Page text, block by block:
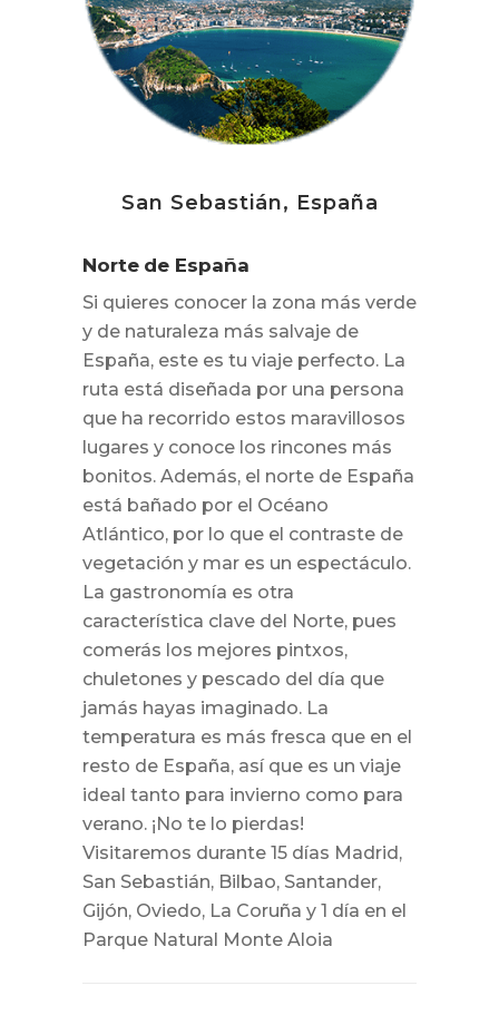
San Sebastián, España
Norte de España
Si quieres conocer la zona más verde
y de naturaleza más salvaje de
España, este es tu viaje perfecto. La
ruta está diseñada por una persona
que ha recorrido estos maravillosos
lugares y conoce los rincones más
bonitos. Además, el norte de España
está bañado por el Océano
Atlántico, por lo que el contraste de
vegetación y mar es un espectáculo.
La gastronomía es otra
característica clave del Norte, pues
comerás los mejores pintxos,
chuletones y pescado del día que
jamás hayas imaginado. La
temperatura es más fresca que en el
resto de España, así que es un viaje
ideal tanto para invierno como para
verano. ¡No te lo pierdas!
Visitaremos durante 15 días Madrid,
San Sebastián, Bilbao, Santander,
Gijón, Oviedo, La Coruña y 1 día en el
Parque Natural Monte Aloia